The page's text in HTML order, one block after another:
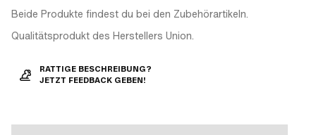
Beide Produkte findest du bei den Zubehörartikeln.
Qualitätsprodukt des Herstellers Union.
RATTIGE BESCHREIBUNG?
JETZT FEEDBACK GEBEN!